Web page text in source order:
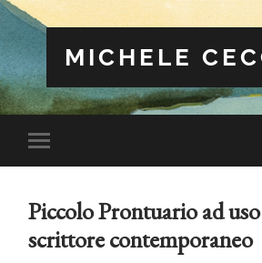
MICHELE
Attiva/disattiva
il
dispositivi
mobili
Piccolo Prontuario ad
scrittore contemporaneo